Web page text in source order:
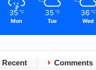
35 ℃
Mon
35 ℃
Tue
36 ℃
Wed
Recent Comments